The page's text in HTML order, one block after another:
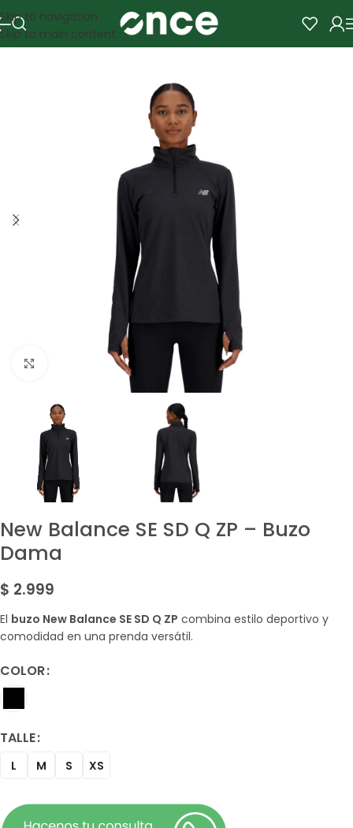
Skip to navigation
Skip to main content
Amplía la Imagen
New Balance SE SD Q ZP – Buzo
Dama
$ 2.999
El buzo New Balance SE SD Q ZP combina estilo deportivo y
comodidad en una prenda versátil.
COLOR
TALLE
L M S XS